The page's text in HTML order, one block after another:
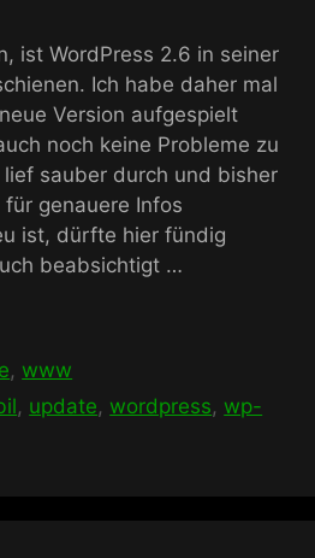
ist WordPress 2.6 in seiner
Ich habe daher mal
Version aufgespielt
noch keine Probleme zu
sauber durch und bisher
genauere Infos
ist, dürfte hier fündig
beabsichtigt …
,www
, update,wordpress,wp-